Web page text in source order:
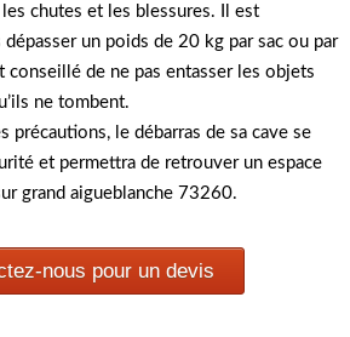
chutes et les blessures. Il est
dépasser un poids de 20 kg par sac ou par
conseillé de ne pas entasser les objets
ne tombent.
précautions, le débarras de sa cave se
et permettra de retrouver un espace
grand aigueblanche 73260.
nous pour un devis